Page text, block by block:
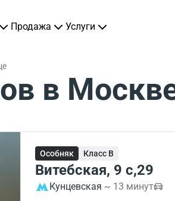
Продажа Услуги
в
Особняк Класс B
Витебская, 9 с,29
Кунцевская ~ 13 минут